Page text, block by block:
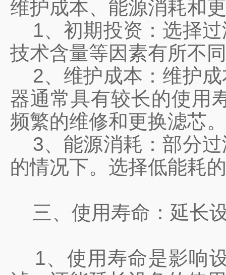
维护成本、能源消耗和
1、初期投资：选择过
技术含量等因素有所不
2、维护成本：维护成
器通常具有较长的使用
频繁的维修和更换滤芯。
3、能源消耗：部分过
的情况下。选择低能耗
三、使用寿命：延长
1、使用寿命是影响